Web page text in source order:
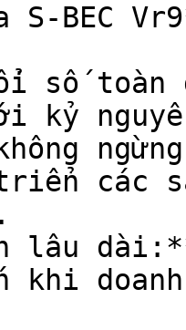
S-BEC
số toàn
kỷ
các
lâu
khi